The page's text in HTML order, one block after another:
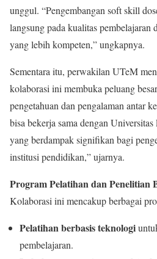
unggul. “Pengembangan soft skill
langsung pada kualitas pembelajaran
yang lebih kompeten,” ungkapnya.
Sementara itu, perwakilan UTeM
kolaborasi ini membuka peluang
pengetahuan dan pengalaman antar
bisa bekerja sama dengan
yang berdampak signifikan bagi
institusi pendidikan,” ujarnya.
Program Pelatihan dan Penelitian
Kolaborasi ini mencakup berbagai
Pelatihan berbasis teknologi
pembelajaran.